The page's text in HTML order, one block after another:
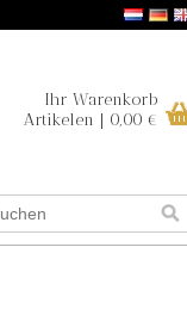
Ihr Warenkorb
Artikelen | 0,00 €